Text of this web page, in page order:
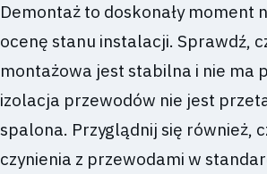
Demontaż to doskonały moment
ocenę stanu instalacji. Sprawdź,
montażowa jest stabilna i nie ma
izolacja przewodów nie jest
spalona. Przyglądnij się również,
czynienia z przewodami w